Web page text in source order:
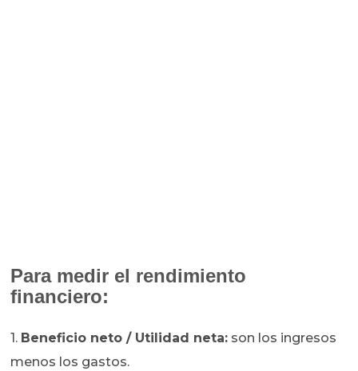
Para medir el rendimiento
financiero:
1. Beneficio neto / Utilidad neta: son los ingresos
menos los gastos.